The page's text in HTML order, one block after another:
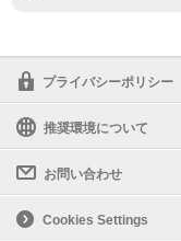
プライバシーポリシー
推奨環境について
お問い合わせ
Cookies Settings